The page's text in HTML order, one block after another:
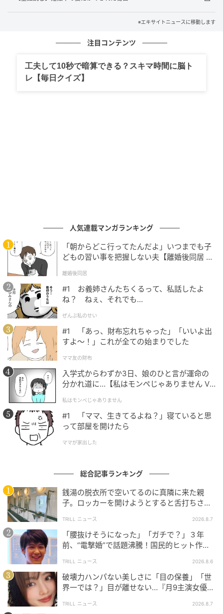
エキサイトニュース
エキサイトニュース
※エキサイトニュースに移動します
注目コンテンツ
工夫して10秒で暗算できる？スキマ時間に脳ト
レ【毎日クイズ】
人気連載マンガランキング
「朝からどこ行ってたんだよ」いつまでも子
どもの習い事を把握しない夫【離婚後同居 Vo
離婚後同居
#1 お義姉さんたちくるって、私話したよ
ね？ ねぇ、それでも…
ぜんぶ私のせい
#1 「あっ、財布忘れちゃった」「いいよ出
すよ〜！」これが全ての始まりでした
ママ友の財布
入学式からわずか3日、娘のひと言が運命の
分かれ道に…【私はモンペじゃありません Vo
私はモンペじゃありません
#1 「ママ、生きてるよね？」寝ていると思
って部屋を開けたら
ママが家出した
総合記事ランキング
銭湯の脱衣所で空いてるのに真隣に来た親
子。ロッカーを開けようとすると舌打ちさ
中で拍手」
TRILL ニュース 2026.8.7
「腰抜けそうになった」「ガチで？」３年
前、“電撃婚”で話題沸騰！国民的ヒット作
TRILL ニュース 2026.8.6
破壊力ハンパない美しさに「目の保養」「世
界一では？」目が離せない…『月9主演女優
TRILL ニュース 2026.8.7